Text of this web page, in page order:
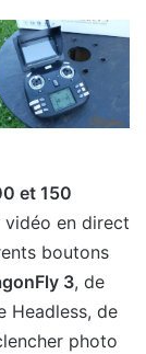
et 150
vidéo en direct
boutons
3, de
Headless, de
photo